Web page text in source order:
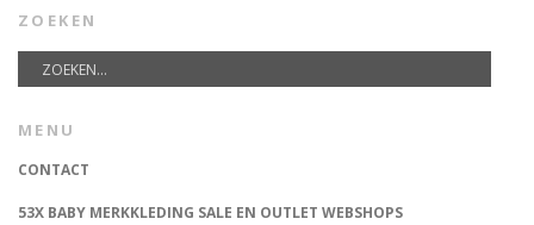
ZOEKEN
MENU
CONTACT
53X BABY MERKKLEDING SALE EN OUTLET WEBSHOPS